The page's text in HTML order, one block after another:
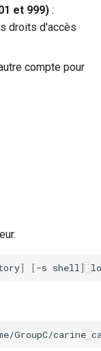
et 999) :
droits d'accès
compte pour
] [-s shell ]
GroupC/carine